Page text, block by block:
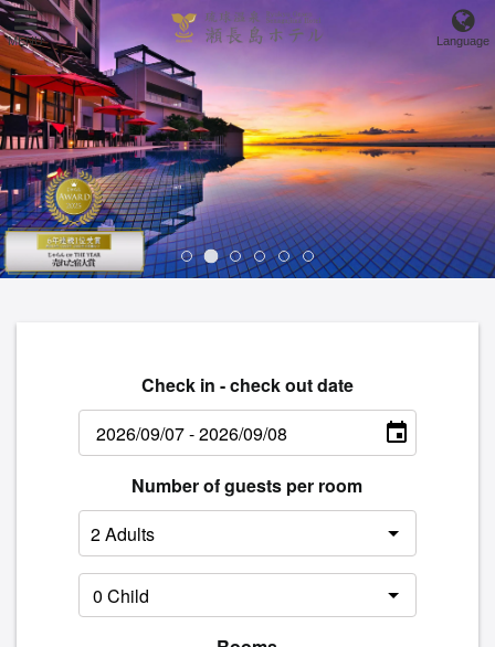
MENU Language
Check in - check out date
Number of guests per room